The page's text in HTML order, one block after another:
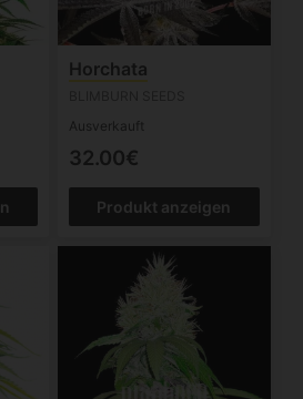
Horchata
Ausverkauft
32.00€
Produkt anzeigen